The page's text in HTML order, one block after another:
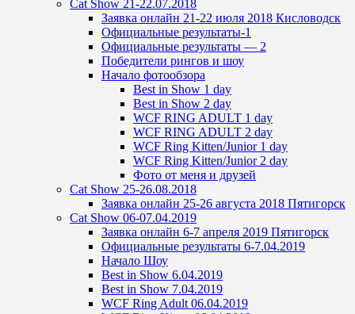
Cat Show 21-22.07.2018
Заявка онлайн 21-22 июля 2018 Кисловодск
Официальные результаты-1
Официальные результаты — 2
Победители рингов и шоу
Начало фотообзора
Best in Show 1 day
Best in Show 2 day
WCF RING ADULT 1 day
WCF RING ADULT 2 day
WCF Ring Kitten/Junior 1 day
WCF Ring Kitten/Junior 2 day
Фото от меня и друзей
Cat Show 25-26.08.2018
Заявка онлайн 25-26 августа 2018 Пятигорск
Cat Show 06-07.04.2019
Заявка онлайн 6-7 апреля 2019 Пятигорск
Официальные результаты 6-7.04.2019
Начало Шоу
Best in Show 6.04.2019
Best in Show 7.04.2019
WCF Ring Adult 06.04.2019